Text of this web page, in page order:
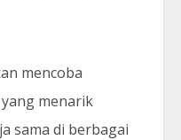
mencoba
menarik
sama di berbagai